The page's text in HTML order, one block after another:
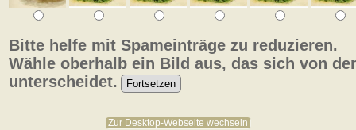
Bitte helfe mit Spameinträge zu reduzieren.
Wähle oberhalb ein Bild aus, das sich von
unterscheidet.
Zur Desktop-Webseite wechseln